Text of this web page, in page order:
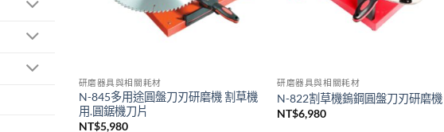
研磨器具與相關耗材
N-845多用途圓盤刀刃研磨機 割草機
用.圓鋸機刀片
NT$5,980
研磨器具與相關耗材
N-822割草機鎢鋼圓盤刀刃研磨機
NT$6,980